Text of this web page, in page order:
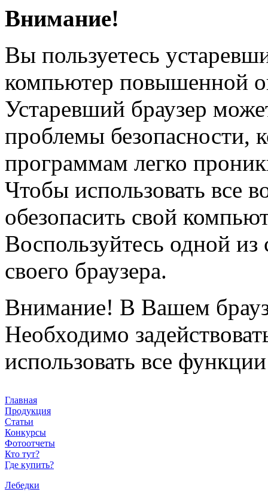
Внимание!
Вы пользуетесь
компьютер повышенной
Устаревший браузер
проблемы безопасности,
программам легко
Чтобы использовать все
обезопасить свой
Воспользуйтесь одной
своего браузера.
Внимание! В Вашем
Необходимо
использовать все
Главная
Продукция
Статьи
Конкурсы
Фотоотчеты
Кто тут?
Где купить?
Лебедки